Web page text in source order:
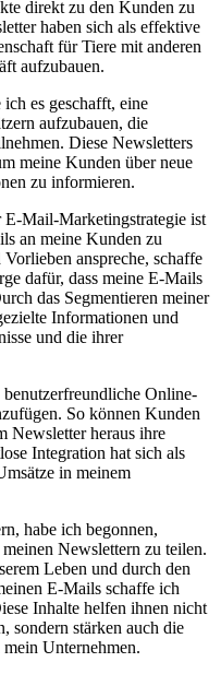
direkt zu den Kunden zu
haben sich als effektive
für Tiere mit anderen⁤
aufzubauen.
es geschafft, eine‌
aufzubauen, die
Diese Newsletters
meine ⁢Kunden​ über ⁢neue
zu informieren.
E-Mail-Marketingstrategie ist
an meine Kunden zu
anspreche, schaffe
dafür,‍ dass​ meine E-Mails
das Segmentieren meiner
⁤Informationen und
und die ihrer
Online-
So können Kunden
Newsletter heraus ihre
Integration hat ​sich als
in meinem
habe ich begonnen,
Newslettern zu⁢ teilen.
Leben und durch den
⁤E-Mails ​schaffe ich
Inhalte helfen ihnen nicht
sondern stärken auch⁣ die⁢
Unternehmen.